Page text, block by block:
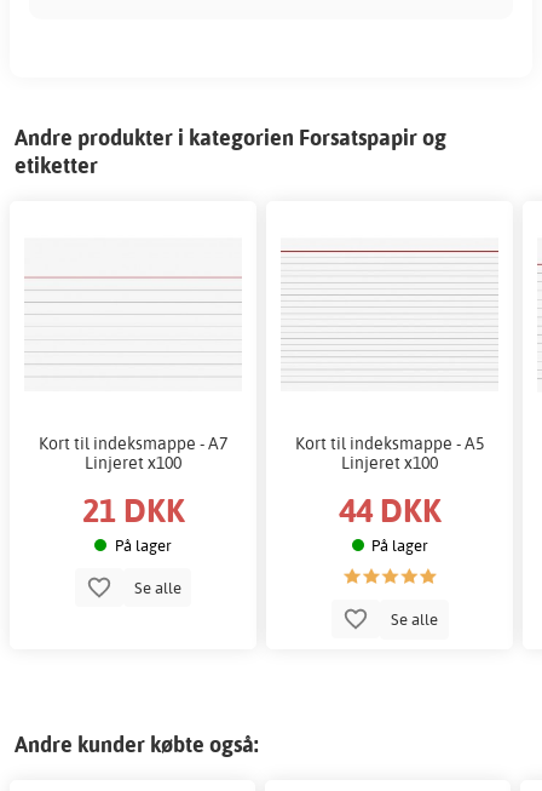
Andre produkter i kategorien Forsatspapir og
etiketter
Kort til indeksmappe - A7
Linjeret x100
21 DKK
På lager
Se alle
Kort til indeksmappe - A5
Linjeret x100
44 DKK
På lager
Se alle
Andre kunder købte også: